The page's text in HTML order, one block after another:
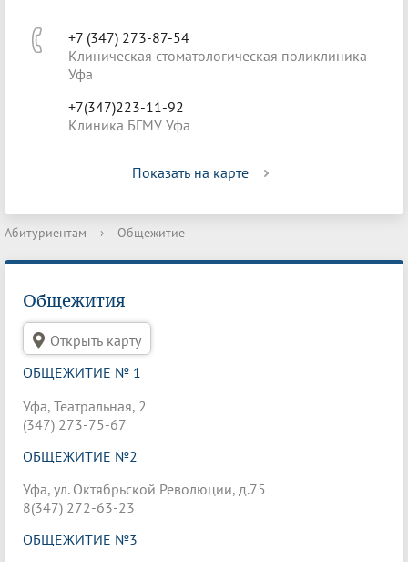
+7 (347) 273-87-54
Клиническая стоматологическая поликлиника
Уфа
+7(347)223-11-92
Клиника БГМУ Уфа
Показать на карте
Абитуриентам › Общежитие
Общежития
Открыть карту
ОБЩЕЖИТИЕ № 1
Уфа, Театральная, 2
(347) 273-75-67
ОБЩЕЖИТИЕ №2
Уфа, ул. Октябрьской Революции, д.75
8(347) 272-63-23
ОБЩЕЖИТИЕ №3